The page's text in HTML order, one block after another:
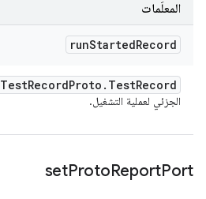
المعلَمات
runStartedRecord
TestRecordProto . TestRecord
الجزئي لعملية التشغيل.
setProtoReportPort